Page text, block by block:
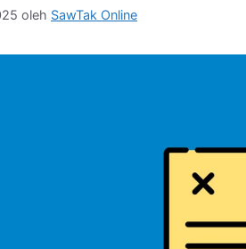
oleh SawTak Online